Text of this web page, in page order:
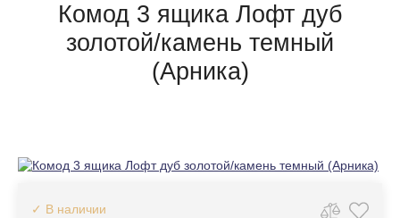
Комод 3 ящика Лофт дуб
золотой/камень темный
(Арника)
✓ В наличии